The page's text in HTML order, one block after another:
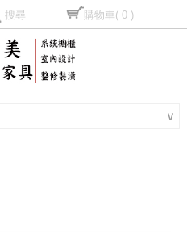
搜尋 購物車( 0 )
∨